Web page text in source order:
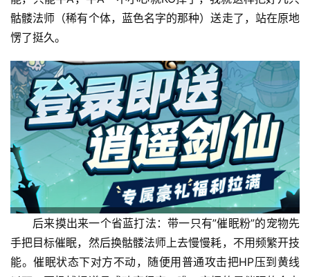
骷髅法师（稀有个体，蓝色名字的那种）送走了，站在原地
愣了挺久。
后来摸出来一个省蓝打法：带一只有”催眠粉”的宠物先
手把目标催眠，然后换骷髅法师上去慢慢耗，不用频繁开技
能。催眠状态下对方不动，随便用普通攻击把HP压到黄线